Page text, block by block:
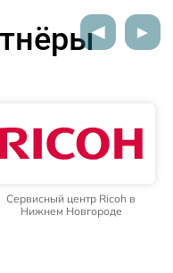
Сервисный центр Ricoh в
Нижнем Новгороде